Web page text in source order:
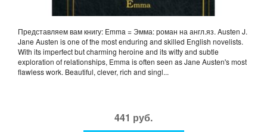
Представляем вам книгу: Emma = Эмма: роман на англ.яз. Austen J.
Jane Austen is one of the most enduring and skilled English novelists.
With its imperfect but charming heroine and its witty and subtle
exploration of relationships, Emma is often seen as Jane Austen's most
flawless work. Beautiful, clever, rich and singl...
441 руб.